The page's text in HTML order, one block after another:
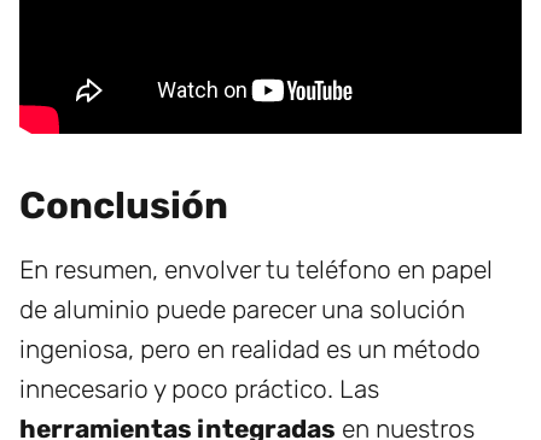
Conclusión
En resumen, envolver tu teléfono en papel
de aluminio puede parecer una solución
ingeniosa, pero en realidad es un método
innecesario y poco práctico. Las
herramientas integradas en nuestros